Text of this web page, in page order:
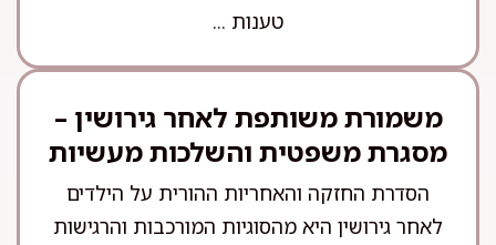
טענות ...
משמורת משותפת לאחר גירושין –
מסגרת משפטית והשלכות מעשיות
הסדרת החזקה והאחריות ההורית על הילדים
לאחר גירושין היא מהסוגיות המורכבות והרגישות